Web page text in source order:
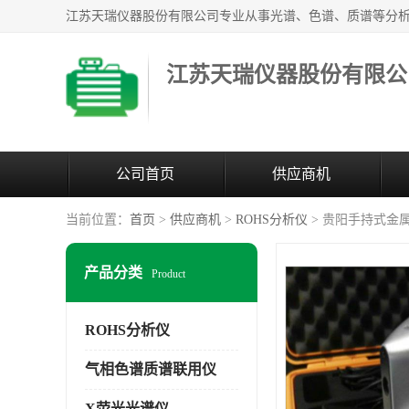
江苏天瑞仪器股份有限
公司首页 供应商机
当前位置： 首页 > 供应商机 > ROHS分析仪 > 贵阳手持式金
产品分类 Product
ROHS分析仪
气相色谱质谱联用仪